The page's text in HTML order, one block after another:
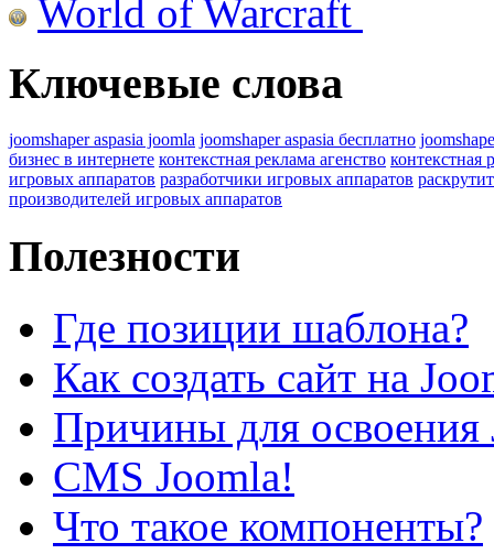
World of Warcraft
Ключевые слова
joomshaper aspasia joomla joomshaper aspasia бесплатно
бизнес в интернете контекстная реклама агенство контекстная
игровых аппаратов разработчики игровых аппаратов
производителей игровых аппаратов
Полезности
Где позиции шаблона?
Как создать сайт на
Причины для освоения
CMS Joomla!
Что такое компоненты?